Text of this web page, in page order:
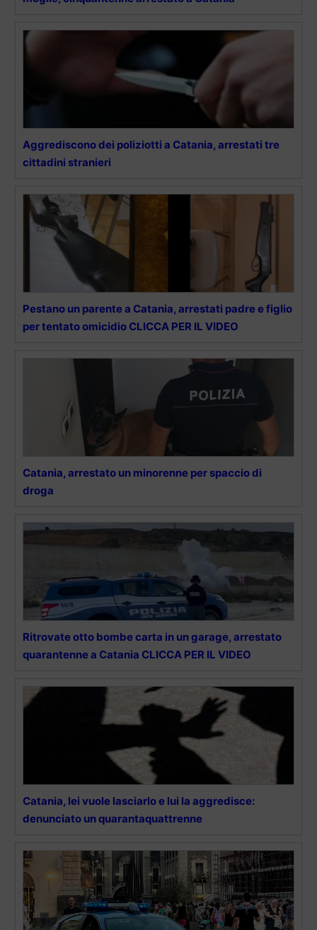
Aggrediscono dei poliziotti a Catania, arrestati tre
cittadini stranieri
Pestano un parente a Catania, arrestati padre e figlio
per tentato omicidio CLICCA PER IL VIDEO
Catania, arrestato un minorenne per spaccio di
droga
Ritrovate otto bombe carta in un garage, arrestato
quarantenne a Catania CLICCA PER IL VIDEO
Catania, lei vuole lasciarlo e lui la aggredisce:
denunciato un quarantaquattrenne